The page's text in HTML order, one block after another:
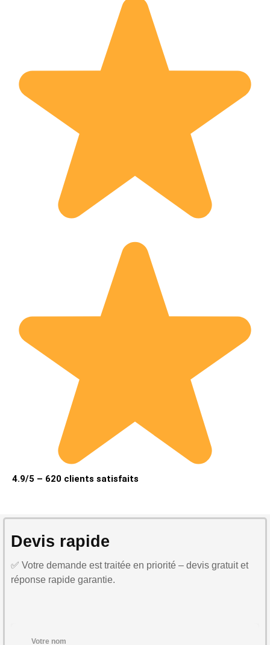
4.9/5 – 620 clients satisfaits
Devis rapide
✅ Votre demande est traitée en priorité – devis gratuit et
réponse rapide garantie.
Votre nom